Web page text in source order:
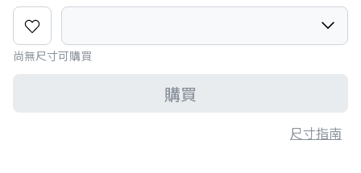
尚無尺寸可購買
購買
尺寸指南